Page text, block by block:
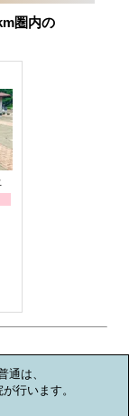
圏内の
通は、
行います。